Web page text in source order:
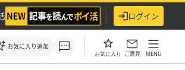
ログイン
お気に入り追加
お気に入り ご意見 MENU